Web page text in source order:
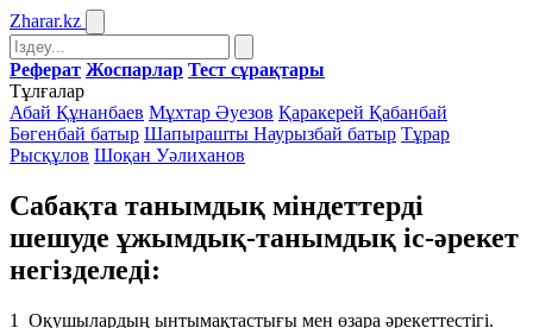
Zharar.kz
Реферат Жоспарлар Тест сұрақтары
Тұлғалар
Абай Құнанбаев Мұхтар Әуезов Қаракерей Қабанбай
Бөгенбай батыр Шапырашты Наурызбай батыр Тұрар
Рысқұлов Шоқан Уәлиханов
Сабақта танымдық міндеттерді
шешуде ұжымдық-танымдық іс-әрекет
негізделеді:
1 Оқушылардың ынтымақтастығы мен өзара әрекеттестігі.